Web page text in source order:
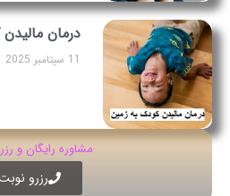
درمان
11 سپتامبر 2025
مشاوره رایگان و
رزرو